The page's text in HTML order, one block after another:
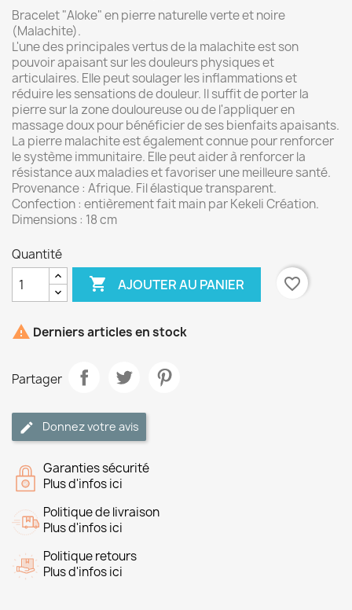
Bracelet "Aloke" en pierre naturelle verte et noire
(Malachite).
L'une des principales vertus de la malachite est son
pouvoir apaisant sur les douleurs physiques et
articulaires. Elle peut soulager les inflammations et
réduire les sensations de douleur. Il suffit de porter la
pierre sur la zone douloureuse ou de l'appliquer en
massage doux pour bénéficier de ses bienfaits apaisants.
La pierre malachite est également connue pour renforcer
le système immunitaire. Elle peut aider à renforcer la
résistance aux maladies et favoriser une meilleure santé.
Provenance : Afrique. Fil élastique transparent.
Confection : entièrement fait main par Kekeli Création.
Dimensions : 18 cm
Quantité
 AJOUTER AU PANIER favorite_border
 Derniers articles en stock
Partager
Donnez votre avis
Garanties sécurité
Plus d'infos ici
Politique de livraison
Plus d'infos ici
Politique retours
Plus d'infos ici